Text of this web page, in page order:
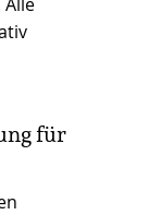
für